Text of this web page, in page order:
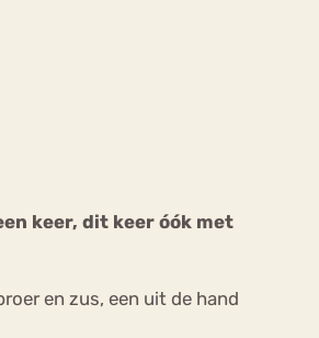
keer, dit keer óók met
en zus, een uit de hand